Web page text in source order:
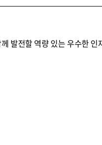
발전할 역량 있는 우수한 인